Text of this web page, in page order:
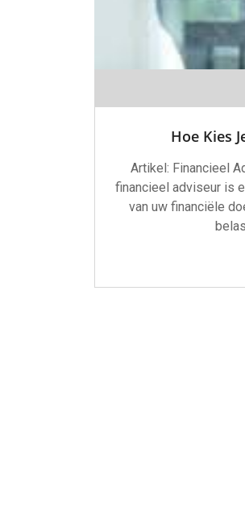
Hoe Kies
Artikel: Financieel
financieel adviseur is
van uw financiële